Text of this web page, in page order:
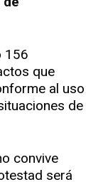
156
que
al uso
de
convive
será